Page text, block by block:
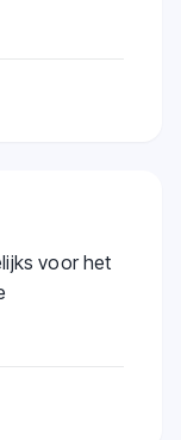
voor het